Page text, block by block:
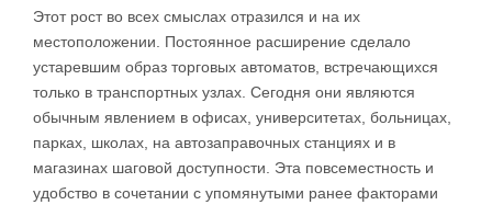
Этот рост во всех смыслах отразился и на их
местоположении. Постоянное расширение сделало
устаревшим образ торговых автоматов, встречающихся
только в транспортных узлах. Сегодня они являются
обычным явлением в офисах, университетах, больницах,
парках, школах, на автозаправочных станциях и в
магазинах шаговой доступности. Эта повсеместность и
удобство в сочетании с упомянутыми ранее факторами